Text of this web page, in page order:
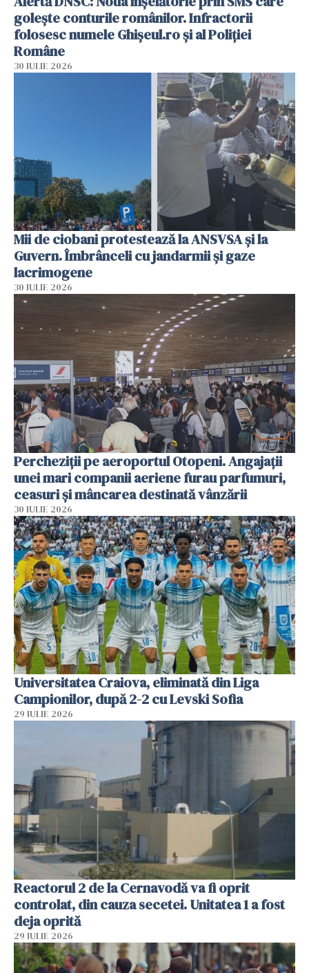
golește conturile românilor. Infractorii
folosesc numele Ghișeul.ro și al Poliției
Române
30 IULIE 2026
Mii de ciobani protestează la ANSVSA și la
Guvern. Îmbrânceli cu jandarmii și gaze
lacrimogene
30 IULIE 2026
Percheziții pe aeroportul Otopeni. Angajații
unei mari companii aeriene furau parfumuri,
ceasuri și mâncarea destinată vânzării
30 IULIE 2026
Universitatea Craiova, eliminată din Liga
Campionilor, după 2-2 cu Levski Sofia
29 IULIE 2026
Reactorul 2 de la Cernavodă va fi oprit
controlat, din cauza secetei. Unitatea 1 a fost
deja oprită
29 IULIE 2026